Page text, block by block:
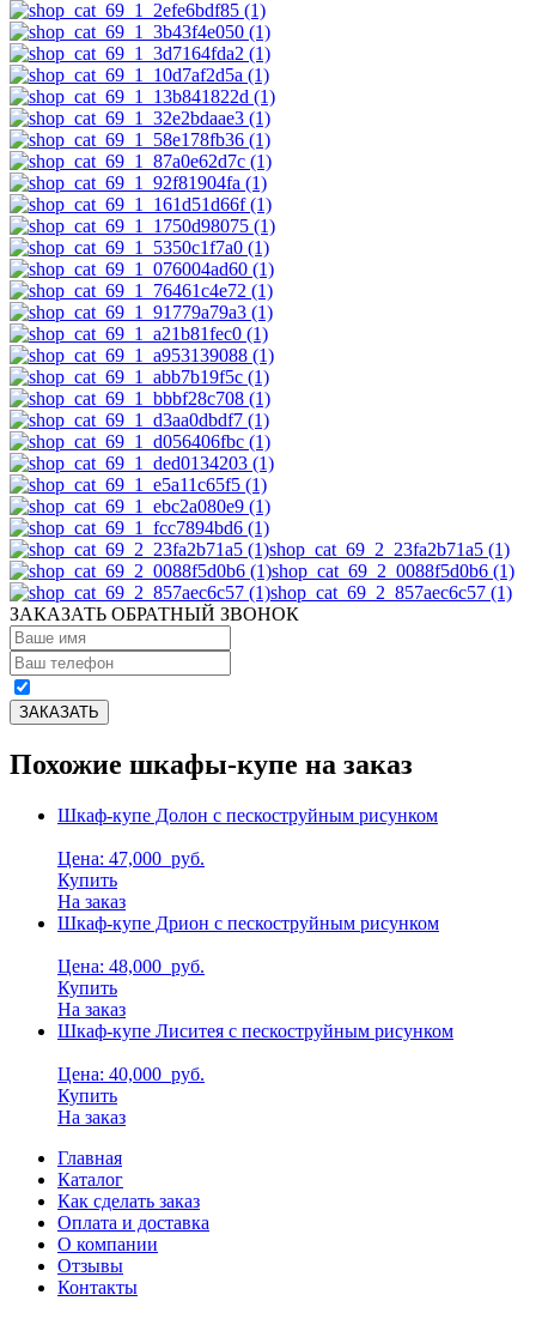
shop_cat_69_2_23fa2b71a5 (1)
shop_cat_69_2_0088f5d0b6 (1)
shop_cat_69_2_857aec6c57 (1)
ЗАКАЗАТЬ ОБРАТНЫЙ ЗВОНОК
Похожие шкафы-купе на заказ
Шкаф-купе Долон с пескоструйным рисунком
Цена: 47,000 руб.
Купить
На заказ
Шкаф-купе Дрион с пескоструйным рисунком
Цена: 48,000 руб.
Купить
На заказ
Шкаф-купе Лиситея с пескоструйным рисунком
Цена: 40,000 руб.
Купить
На заказ
Главная
Каталог
Как сделать заказ
Оплата и доставка
О компании
Отзывы
Контакты